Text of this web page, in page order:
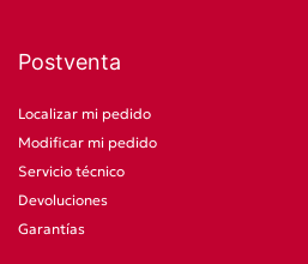
Postventa
Localizar mi pedido
Modificar mi pedido
Servicio técnico
Devoluciones
Garantías